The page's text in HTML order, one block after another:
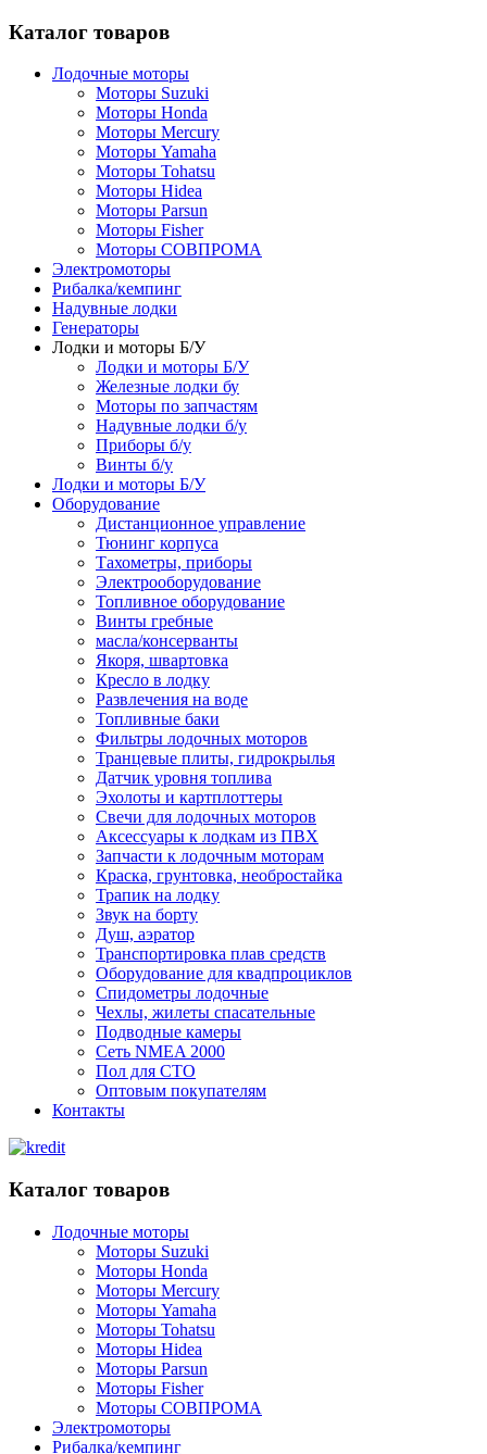
Каталог товаров
Лодочные моторы
Моторы Suzuki
Моторы Honda
Моторы Mercury
Моторы Yamaha
Моторы Tohatsu
Моторы Hidea
Моторы Parsun
Моторы Fisher
Моторы СОВПРОМА
Электромоторы
Рибалка/кемпинг
Надувные лодки
Генераторы
Лодки и моторы Б/У
Лодки и моторы Б/У
Железные лодки бу
Моторы по запчастям
Надувные лодки б/у
Приборы б/у
Винты б/у
Лодки и моторы Б/У
Оборудование
Дистанционное управление
Тюнинг корпуса
Тахометры, приборы
Электрооборудование
Топливное оборудование
Винты гребные
масла/консерванты
Якоря, швартовка
Кресло в лодку
Развлечения на воде
Топливные баки
Фильтры лодочных моторов
Транцевые плиты, гидрокрылья
Датчик уровня топлива
Эхолоты и картплоттеры
Cвечи для лодочных моторов
Аксессуары к лодкам из ПВХ
Запчасти к лодочным моторам
Краска, грунтовка, необростайка
Трапик на лодку
Звук на борту
Душ, аэратор
Транспортировка плав средств
Оборудование для квадпроциклов
Спидометры лодочные
Чехлы, жилеты спасательные
Подводные камеры
Сеть NMEA 2000
Пол для СТО
Оптовым покупателям
Контакты
Каталог товаров
Лодочные моторы
Моторы Suzuki
Моторы Honda
Моторы Mercury
Моторы Yamaha
Моторы Tohatsu
Моторы Hidea
Моторы Parsun
Моторы Fisher
Моторы СОВПРОМА
Электромоторы
Рибалка/кемпинг